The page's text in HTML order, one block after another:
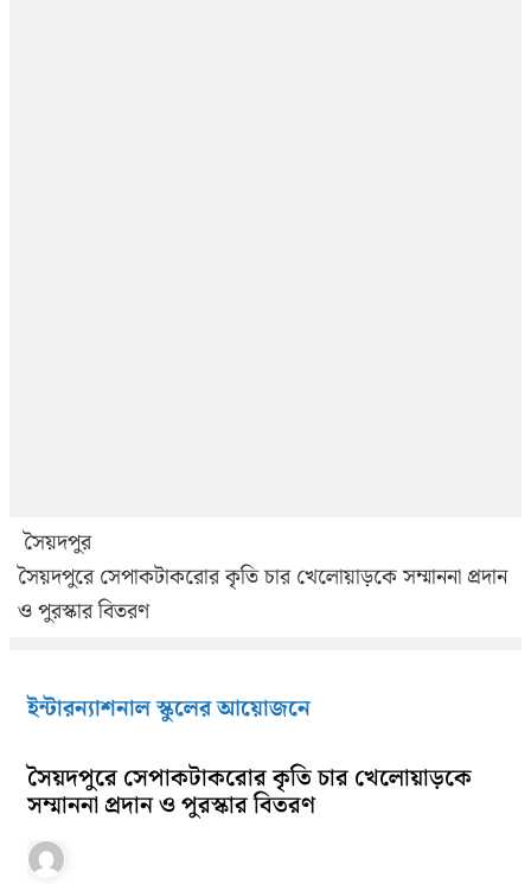
সৈয়দপুর
সৈয়দপুরে সেপাকটাকরোর কৃতি চার খেলোয়াড়কে সম্মাননা প্রদান
ও পুরস্কার বিতরণ
ইন্টারন্যাশনাল স্কুলের আয়োজনে
সৈয়দপুরে সেপাকটাকরোর কৃতি চার খেলোয়াড়কে
সম্মাননা প্রদান ও পুরস্কার বিতরণ